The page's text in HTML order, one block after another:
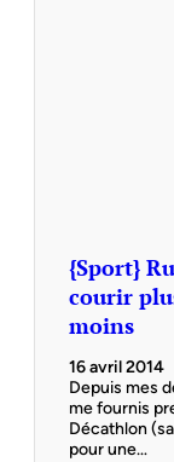
{Sport}
courir
moins
16 avril 2014
Depuis mes
me fournis
Décathlon
pour une…